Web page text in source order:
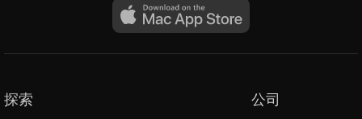
探索 公司